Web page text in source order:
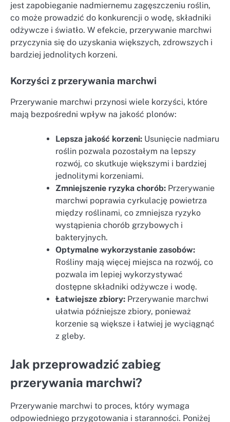
jest zapobieganie nadmiernemu zagęszczeniu roślin,
co może prowadzić do konkurencji o wodę, składniki
odżywcze i światło. W efekcie, przerywanie marchwi
przyczynia się do uzyskania większych, zdrowszych i
bardziej jednolitych korzeni.
Korzyści z przerywania marchwi
Przerywanie marchwi przynosi wiele korzyści, które
mają bezpośredni wpływ na jakość plonów:
Lepsza jakość korzeni: Usunięcie nadmiaru
roślin pozwala pozostałym na lepszy
rozwój, co skutkuje większymi i bardziej
jednolitymi korzeniami.
Zmniejszenie ryzyka chorób: Przerywanie
marchwi poprawia cyrkulację powietrza
między roślinami, co zmniejsza ryzyko
wystąpienia chorób grzybowych i
bakteryjnych.
Optymalne wykorzystanie zasobów:
Rośliny mają więcej miejsca na rozwój, co
pozwala im lepiej wykorzystywać
dostępne składniki odżywcze i wodę.
Łatwiejsze zbiory: Przerywanie marchwi
ułatwia późniejsze zbiory, ponieważ
korzenie są większe i łatwiej je wyciągnąć
z gleby.
Jak przeprowadzić zabieg
przerywania marchwi?
Przerywanie marchwi to proces, który wymaga
odpowiedniego przygotowania i staranności. Poniżej